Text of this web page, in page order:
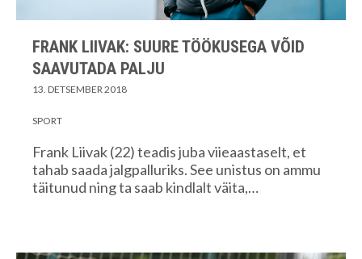
FRANK LIIVAK: SUURE TÖÖKUSEGA VÕID
SAAVUTADA PALJU
13. DETSEMBER 2018
SPORT
Frank Liivak (22) teadis juba viieaastaselt, et
tahab saada jalgpalluriks. See unistus on ammu
täitunud ning ta saab kindlalt väita,…